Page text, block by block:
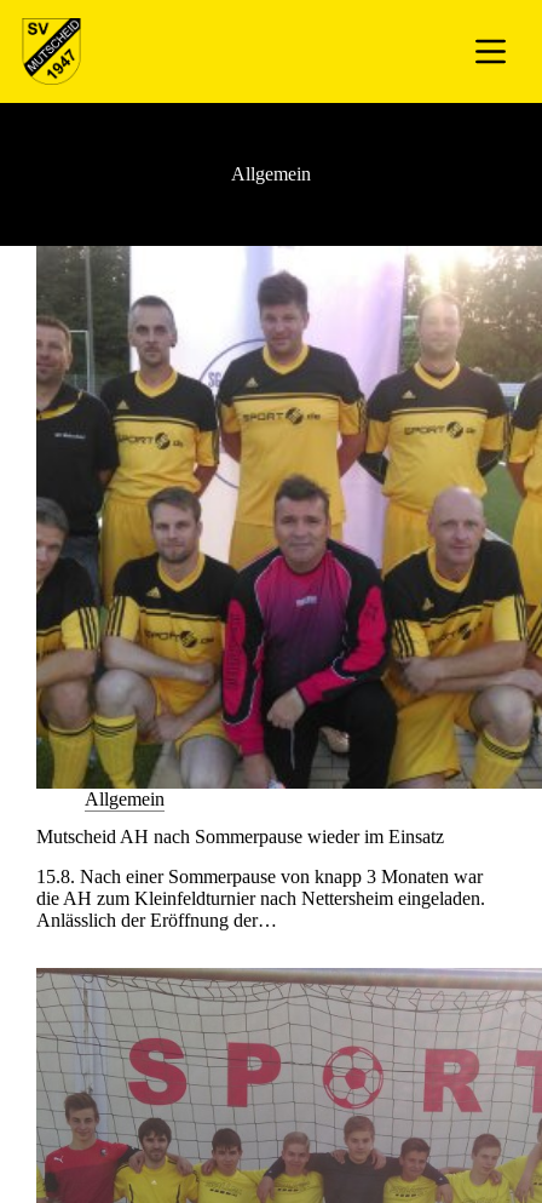
Allgemein
Allgemein
Mutscheid AH nach Sommerpause wieder im Einsatz
15.8. Nach einer Sommerpause von knapp 3 Monaten war
die AH zum Kleinfeldturnier nach Nettersheim eingeladen.
Anlässlich der Eröffnung der…